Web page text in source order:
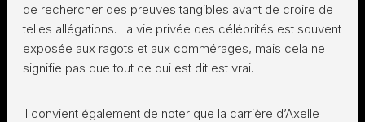
de rechercher des preuves tangibles avant de croire de
telles allégations. La vie privée des célébrités est souvent
exposée aux ragots et aux commérages, mais cela ne
signifie pas que tout ce qui est dit est vrai.
Il convient également de noter que la carrière d’Axelle